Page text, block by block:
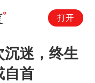
打开
沉迷，终生
自首